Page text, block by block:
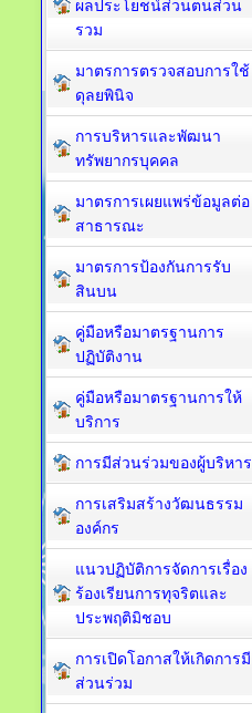
ผลประโยชน์ส่วนตนส่วน
รวม
มาตรการตรวจสอบการใช้
ดุลยพินิจ
การบริหารและพัฒนา
ทรัพยากรบุคคล
มาตรการเผยแพร่ข้อมูลต่อ
สาธารณะ
มาตรการป้องกันการรับ
สินบน
คู่มือหรือมาตรฐานการ
ปฏิบัติงาน
คู่มือหรือมาตรฐานการให้
บริการ
การมีส่วนร่วมของผู้บริหาร
การเสริมสร้างวัฒนธรรม
องค์กร
แนวปฏิบัติการจัดการเรื่อง
ร้องเรียนการทุจริตและ
ประพฤติมิชอบ
การเปิดโอกาสให้เกิดการมี
ส่วนร่วม